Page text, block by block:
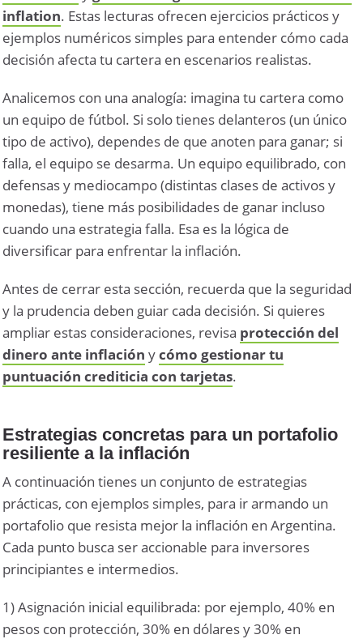
inflation. Estas lecturas ofrecen ejercicios prácticos y
ejemplos numéricos simples para entender cómo cada
decisión afecta tu cartera en escenarios realistas.
Analicemos con una analogía: imagina tu cartera como
un equipo de fútbol. Si solo tienes delanteros (un único
tipo de activo), dependes de que anoten para ganar; si
falla, el equipo se desarma. Un equipo equilibrado, con
defensas y mediocampo (distintas clases de activos y
monedas), tiene más posibilidades de ganar incluso
cuando una estrategia falla. Esa es la lógica de
diversificar para enfrentar la inflación.
Antes de cerrar esta sección, recuerda que la seguridad
y la prudencia deben guiar cada decisión. Si quieres
ampliar estas consideraciones, revisa protección del
dinero ante inflación ycómo gestionar tu
puntuación crediticia con tarjetas.
Estrategias concretas para un portafolio
resiliente a la inflación
A continuación tienes un conjunto de estrategias
prácticas, con ejemplos simples, para ir armando un
portafolio que resista mejor la inflación en Argentina.
Cada punto busca ser accionable para inversores
principiantes e intermedios.
1) Asignación inicial equilibrada: por ejemplo, 40% en
pesos con protección, 30% en dólares y 30% en